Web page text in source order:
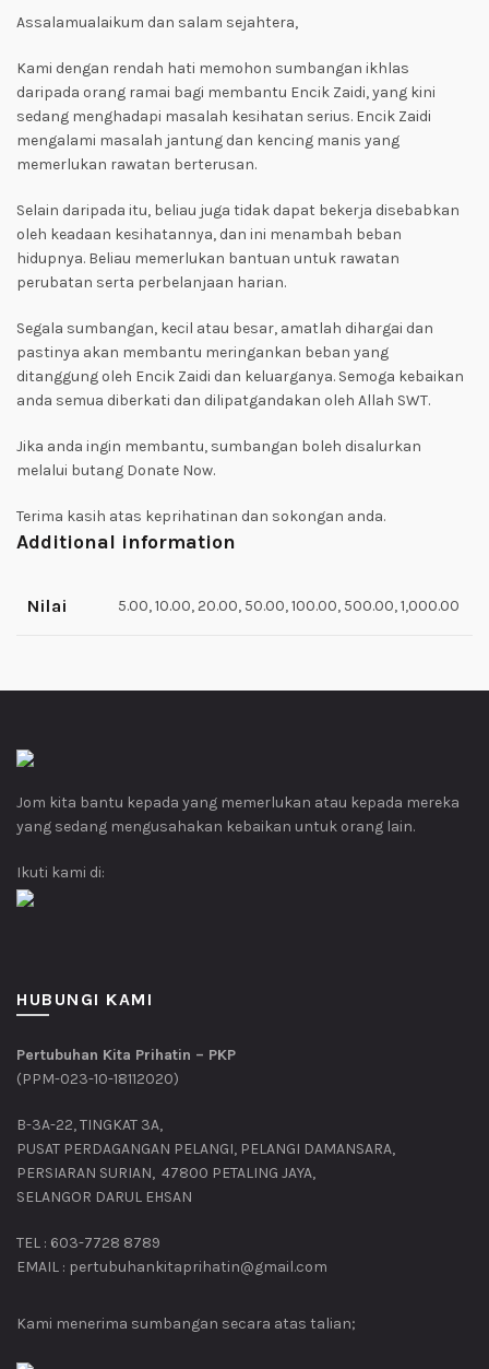
Assalamualaikum dan salam sejahtera,
Kami dengan rendah hati memohon sumbangan ikhlas
daripada orang ramai bagi membantu Encik Zaidi, yang kini
sedang menghadapi masalah kesihatan serius. Encik Zaidi
mengalami masalah jantung dan kencing manis yang
memerlukan rawatan berterusan.
Selain daripada itu, beliau juga tidak dapat bekerja disebabkan
oleh keadaan kesihatannya, dan ini menambah beban
hidupnya. Beliau memerlukan bantuan untuk rawatan
perubatan serta perbelanjaan harian.
Segala sumbangan, kecil atau besar, amatlah dihargai dan
pastinya akan membantu meringankan beban yang
ditanggung oleh Encik Zaidi dan keluarganya. Semoga kebaikan
anda semua diberkati dan dilipatgandakan oleh Allah SWT.
Jika anda ingin membantu, sumbangan boleh disalurkan
melalui butang Donate Now.
Terima kasih atas keprihatinan dan sokongan anda.
Additional information
Nilai 5.00, 10.00, 20.00, 50.00, 100.00, 500.00, 1,000.00
Jom kita bantu kepada yang memerlukan atau kepada mereka
yang sedang mengusahakan kebaikan untuk orang lain.
Ikuti kami di:
HUBUNGI KAMI
Pertubuhan Kita Prihatin – PKP
(PPM-023-10-18112020)
B-3A-22, TINGKAT 3A,
PUSAT PERDAGANGAN PELANGI, PELANGI DAMANSARA,
PERSIARAN SURIAN, 47800 PETALING JAYA,
SELANGOR DARUL EHSAN
TEL : 603-7728 8789
EMAIL : pertubuhankitaprihatin@gmail.com
Kami menerima sumbangan secara atas talian;